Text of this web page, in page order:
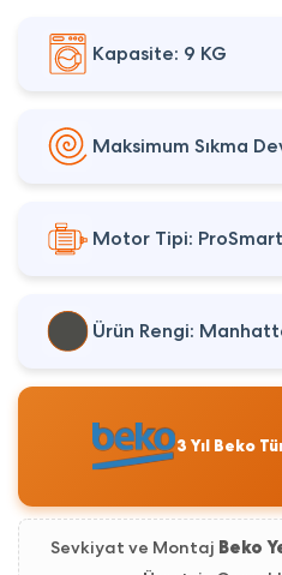
Kapasite: 9 KG
Maksimum Sıkma
Motor Tipi:
Ürün Rengi:
3 Yıl Beko
Sevkiyat ve Montaj Beko